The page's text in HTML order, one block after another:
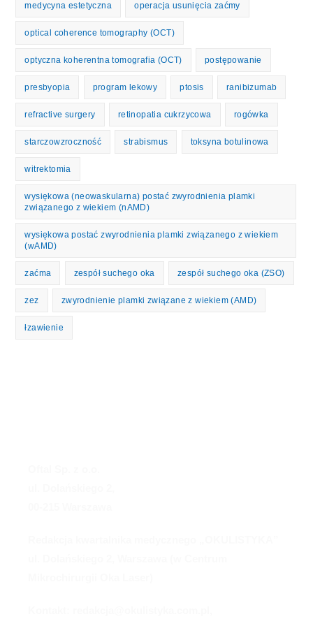
medycyna estetyczna operacja usunięcia zaćmy
optical coherence tomography (OCT)
optyczna koherentna tomografia (OCT) postępowanie
presbyopia program lekowy ptosis ranibizumab
refractive surgery retinopatia cukrzycowa rogówka
starczowzroczność strabismus toksyna botulinowa
witrektomia
wysiękowa (neowaskularna) postać zwyrodnienia plamki
związanego z wiekiem (nAMD)
wysiękowa postać zwyrodnienia plamki związanego z wiekiem
(wAMD)
zaćma zespół suchego oka zespół suchego oka (ZSO)
zez zwyrodnienie plamki związane z wiekiem (AMD)
łzawienie